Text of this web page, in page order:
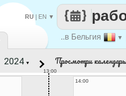
..в Бельгия ▼
RU| EN ▼
▼ Просмотри
13:00
14:00